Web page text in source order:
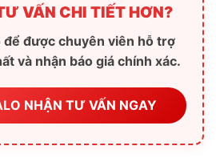
VẤN CHI TIẾT HƠN?
để được chuyên viên hỗ trợ
và nhận báo giá chính xác.
NHẬN TƯ VẤN NGAY